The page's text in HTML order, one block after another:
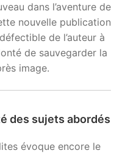
dans l’aventure de
nouvelle publication
de l’auteur à
de sauvegarder la
image.
des sujets abordés
évoque encore le